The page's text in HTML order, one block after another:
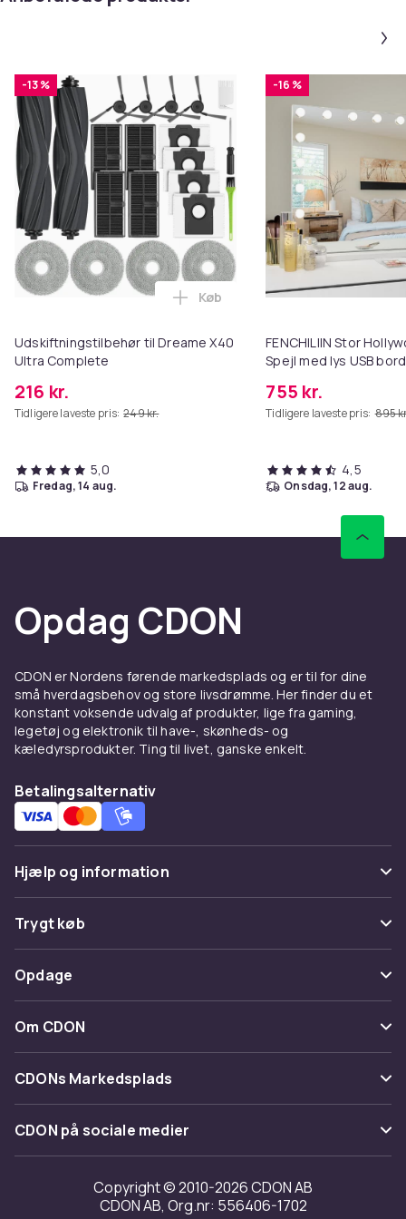
-13 %
Udskiftningstilbehør til Dreame X40
Ultra Complete
216 kr.
Tidligere laveste pris: 249 kr.
Læg Udskiftningstilbehør til
Køb
5,0
fredag, 14 aug.
-16 %
FENCHILIIN Stor
Spejl med lys USB
755 kr.
Tidligere laveste pris: 895
4,5
onsdag, 12 aug.
Opdag CDON
CDON er Nordens førende markedsplads og er til for dine
små hverdagsbehov og store livsdrømme. Her finder du et
konstant voksende udvalg af produkter, lige fra gaming,
legetøj og elektronik til have-, skønheds- og
kæledyrsprodukter. Ting til livet, ganske enkelt.
Betalingsalternativ
Hjælp og information
Ofte stillede spørgsmål
Spor pakke
Fortryd & returner her
Kontakt os
Trygt køb
Betaling
Levering
Tilbagekaldelser
Opdage
Kategorier
Maerke
Om CDON
Om os
Kundeanmeldelser
Arbejd på CDON
Investor relations
CDONs Markedsplads
Merchant Help Center
CDON på sociale medier
Copyright © 2010-2026 CDON AB
CDON AB, Org.nr: 556406-1702